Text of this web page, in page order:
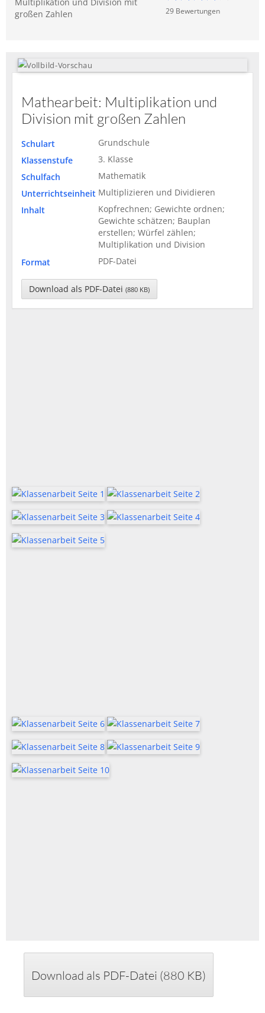
großen Zahlen
29Bewertungen
Mathearbeit: Multiplikation und
Division mit großen Zahlen
Schulart
Grundschule
Klassenstufe
3. Klasse
Schulfach
Mathematik
Unterrichtseinheit Multiplizieren und Dividieren
Inhalt
Kopfrechnen; Gewichte ordnen;
Gewichte schätzen; Bauplan
erstellen; Würfel zählen;
Multiplikation und Division
Format
PDF-Datei
Download als PDF-Datei (880 KB)
Download als PDF-Datei (880 KB)